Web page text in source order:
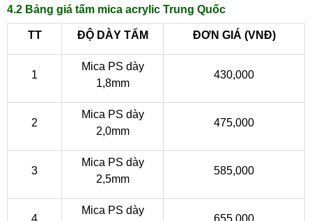
4.2 Bảng giá tấm mica acrylic Trung Quốc
TT ĐỘ DÀY TẤM ĐƠN GIÁ (VNĐ)
1
Mica PS dày
1,8mm
430,000
2
Mica PS dày
2,0mm
475,000
3
Mica PS dày
2,5mm
585,000
4
Mica PS dày
655,000